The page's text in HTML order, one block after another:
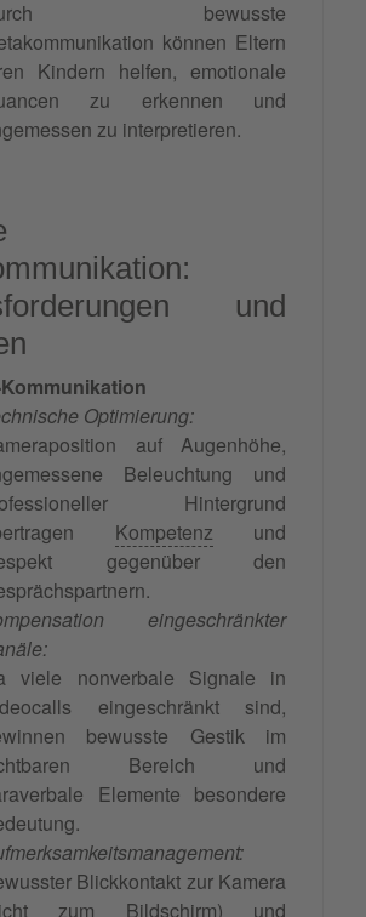
bewusste
können Eltern
Kindern helfen, emotionale
zu erkennen und
zu interpretieren.
und
Optimierung:
auf Augenhöhe,
Beleuchtung und
Hintergrund
Kompetenz und
gegenüber den
eingeschränkter
viele nonverbale Signale in
eingeschränkt sind,
bewusste Gestik im
Bereich und
Elemente besondere
Blickkontakt zur Kamera
zum Bildschirm) und